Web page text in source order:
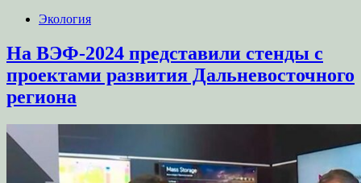
Экология
На ВЭФ-2024 представили стенды с
проектами развития Дальневосточного
региона